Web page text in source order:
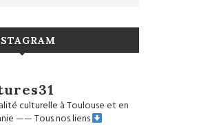
culturelle à Toulouse et en
——Tous nos liens